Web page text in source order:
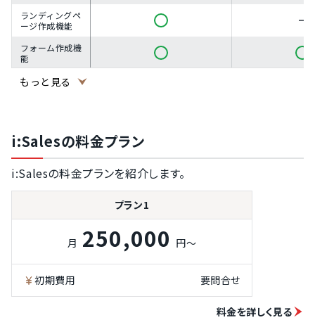
ランディングペ
ージ作成機能
フォーム作成機
能
コンテンツパー
ソナライズ機能
シナリオ作成機
能
メール作成・メ
機能
ダッシュボード
もっと見る
i:Salesの料金プラン
i:Salesの料金プランを紹介します。
プラン1
月 250,000 円～
初期費用 要問合せ
料金を詳しく見る